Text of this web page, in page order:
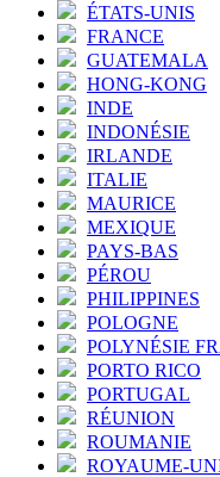
ÉTATS-UNIS
FRANCE
GUATEMALA
HONG-KONG
INDE
INDONÉSIE
IRLANDE
ITALIE
MAURICE
MEXIQUE
PAYS-BAS
PÉROU
PHILIPPINES
POLOGNE
POLYNÉSIE
PORTO RICO
PORTUGAL
RÉUNION
ROUMANIE
ROYAUME-